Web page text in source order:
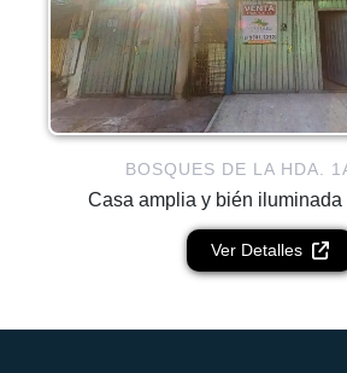
BOSQUES DE LA HDA.
Casa amplia y bién iluminada
Ver Detalles